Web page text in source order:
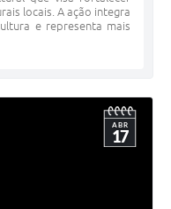
locais. A ação integra
e representa mais
ABR
17